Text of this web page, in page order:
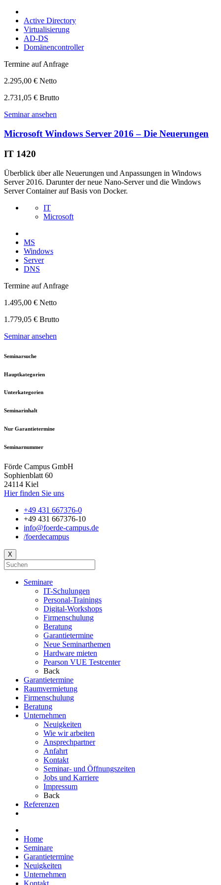
Active Directory
Virtualisierung
AD-DS
Domänencontroller
Termine auf Anfrage
2.295,00 € Netto
2.731,05 € Brutto
Seminar ansehen
Microsoft Windows Server 2016 – Die Neuerungen
IT 1420
Überblick über alle Neuerungen und Anpassungen in Windows
Server 2016. Darunter der neue Nano-Server und die Windows
Server Container auf Basis von Docker.
IT
Microsoft
MS
Windows
Server
DNS
Termine auf Anfrage
1.495,00 € Netto
1.779,05 € Brutto
Seminar ansehen
Seminarsuche
Hauptkategorien
Unterkategorien
Seminarinhalt
Nur Garantietermine
Seminarnummer
Förde Campus GmbH
Sophienblatt 60
24114 Kiel
Hier finden Sie uns
+49 431 667376-0
+49 431 667376-10
info@foerde-campus.de
/foerdecampus
X
Seminare
IT-Schulungen
Personal-Trainings
Digital-Workshops
Firmenschulung
Beratung
Garantietermine
Neue Seminarthemen
Hardware mieten
Pearson VUE Testcenter
Back
Garantietermine
Raumvermietung
Firmenschulung
Beratung
Unternehmen
Neuigkeiten
Wie wir arbeiten
Ansprechpartner
Anfahrt
Kontakt
Seminar- und Öffnungszeiten
Jobs und Karriere
Impressum
Back
Referenzen
Home
Seminare
Garantietermine
Neuigkeiten
Unternehmen